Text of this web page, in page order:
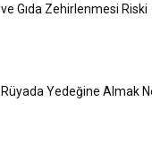
ve Gıda Zehirlenmesi Riski
Rüyada Yedeğine Almak